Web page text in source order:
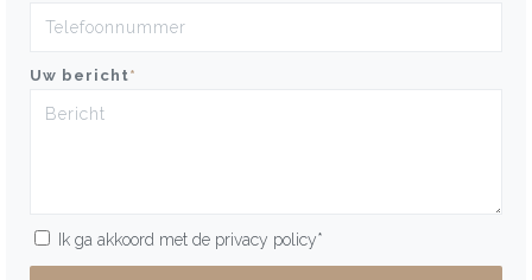
Uw bericht*
Ik ga akkoord met de privacy policy*